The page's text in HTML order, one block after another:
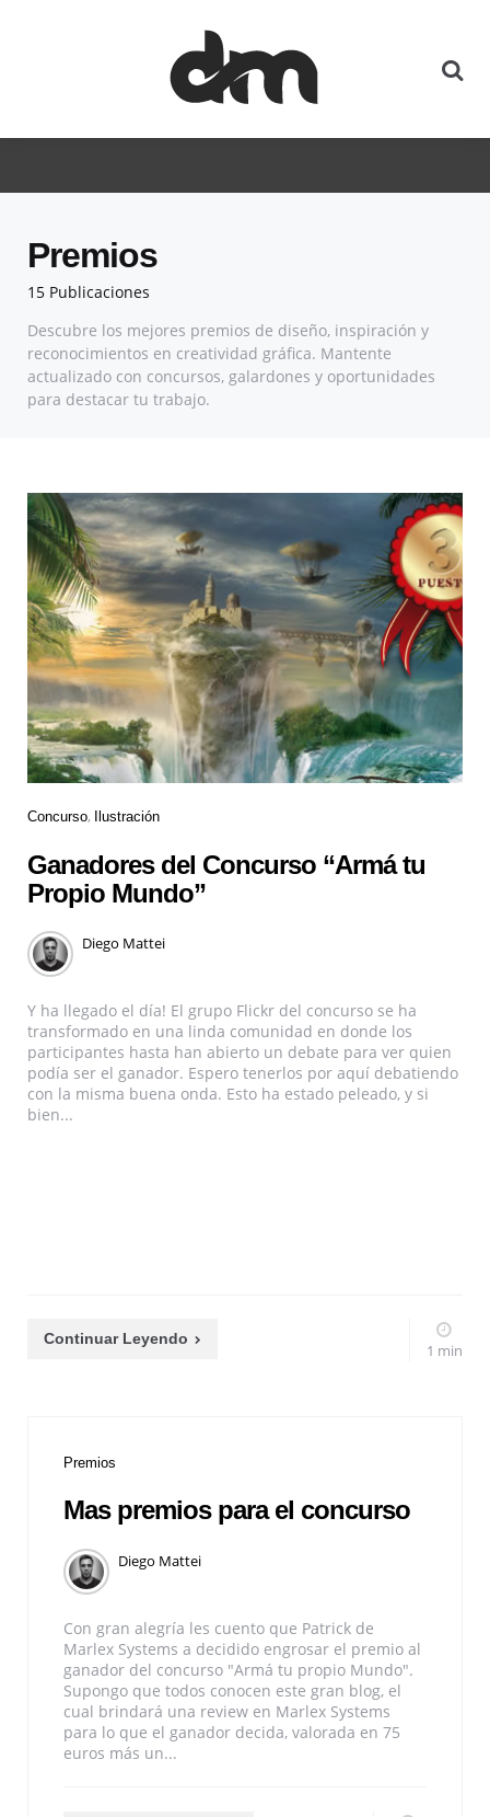
15 Publicaciones
Premios
Descubre los mejores premios de diseño, inspiración y
reconocimientos en creatividad gráfica. Mantente
actualizado con concursos, galardones y oportunidades
para destacar tu trabajo.
Concurso Ilustración
Ganadores del Concurso “Armá tu
Propio Mundo”
Diego Mattei
Y ha llegado el día! El grupo Flickr del concurso se ha
transformado en una linda comunidad en donde los
participantes hasta han abierto un debate para ver quien
podía ser el ganador. Espero tenerlos por aquí debatiendo
con la misma buena onda. Esto ha estado peleado, y si
bien...
Continuar Leyendo
1 min
Premios
Mas premios para el concurso
Diego Mattei
Con gran alegría les cuento que Patrick de
Marlex Systems a decidido engrosar el premio al
ganador del concurso "Armá tu propio Mundo".
Supongo que todos conocen este gran blog, el
cual brindará una review en Marlex Systems
para lo que el ganador decida, valorada en 75
euros más un...